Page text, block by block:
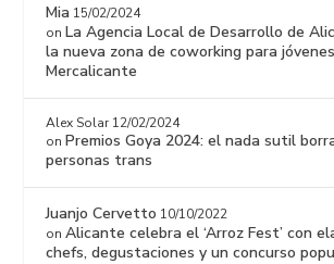
Mia 15/02/2024
on La Agencia Local de Desarrollo de
la nueva zona de coworking para
Mercalicante
Alex Solar 12/02/2024
on Premios Goya 2024: el nada sutil
personas trans
Juanjo Cervetto 10/10/2022
onAlicante celebra el ‘Arroz Fest’ con
chefs, degustaciones y un concurso